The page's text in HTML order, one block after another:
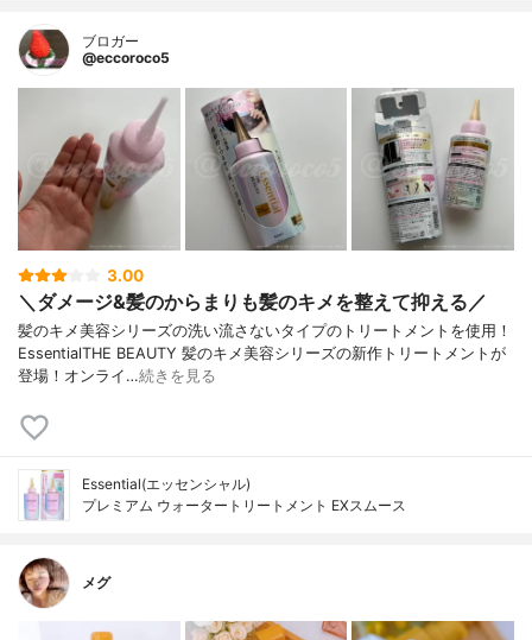
ブロガー
@eccoroco5
3.00
＼ダメージ&髪のからまりも髪のキメを整えて抑える／
髪のキメ美容シリーズの洗い流さないタイプのトリートメントを使用！
EssentialTHE BEAUTY 髪のキメ美容シリーズの新作トリートメントが
登場！オンライ…続きを見る
Essential(エッセンシャル)
プレミアム ウォータートリートメント EXスムース
メグ